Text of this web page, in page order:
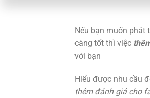
Nếu bạn muốn phát
càng tốt thì việc
với bạn
Hiểu được nhu cầu
thêm đánh giá cho